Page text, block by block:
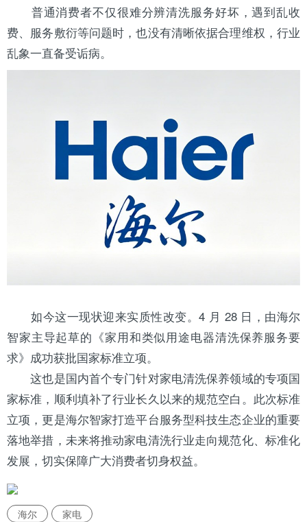
普通消费者不仅很难分辨清洗服务好坏，遇到乱收
费、服务敷衍等问题时，也没有清晰依据合理维权，行业
乱象一直备受诟病。
如今这一现状迎来实质性改变。4 月 28 日，由海尔
智家主导起草的《家用和类似用途电器清洗保养服务要
求》成功获批国家标准立项。
这也是国内首个专门针对家电清洗保养领域的专项国
家标准，顺利填补了行业长久以来的规范空白。此次标准
立项，更是海尔智家打造平台服务型科技生态企业的重要
落地举措，未来将推动家电清洗行业走向规范化、标准化
发展，切实保障广大消费者切身权益。
海尔 家电